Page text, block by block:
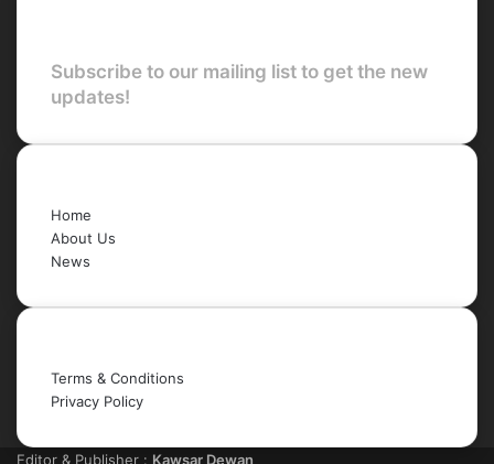
Subscribe to our mailing list to get the new
updates!
Home
About Us
News
Terms & Conditions
Privacy Policy
Editor & Publisher : Kawsar Dewan